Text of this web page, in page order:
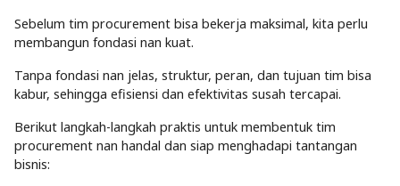
Sebelum tim procurement bisa bekerja maksimal, kita perlu
membangun fondasi nan kuat.
Tanpa fondasi nan jelas, struktur, peran, dan tujuan tim bisa
kabur, sehingga efisiensi dan efektivitas susah tercapai.
Berikut langkah-langkah praktis untuk membentuk tim
procurement nan handal dan siap menghadapi tantangan
bisnis: